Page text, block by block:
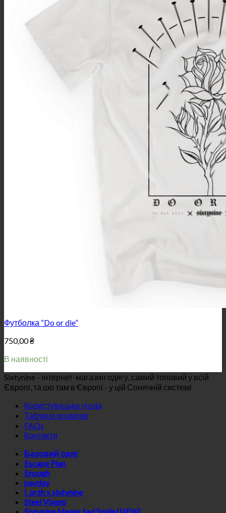
Футболка “Do or die”
750,00₴
В наявності
Sixtynine - інтернет-магазин одягу, самий топовий у всій
Європі, та шо там в Європі - у цій Сонячній системі
Користувацька угода
Таблиця розмірів
FAQs
Контакти
Базовий одяг
Escape Plan
Enough
payday
i_orzh x sixtynine
Steel Vixens